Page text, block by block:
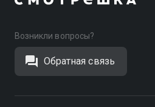
Возникли вопросы?
Обратная связь